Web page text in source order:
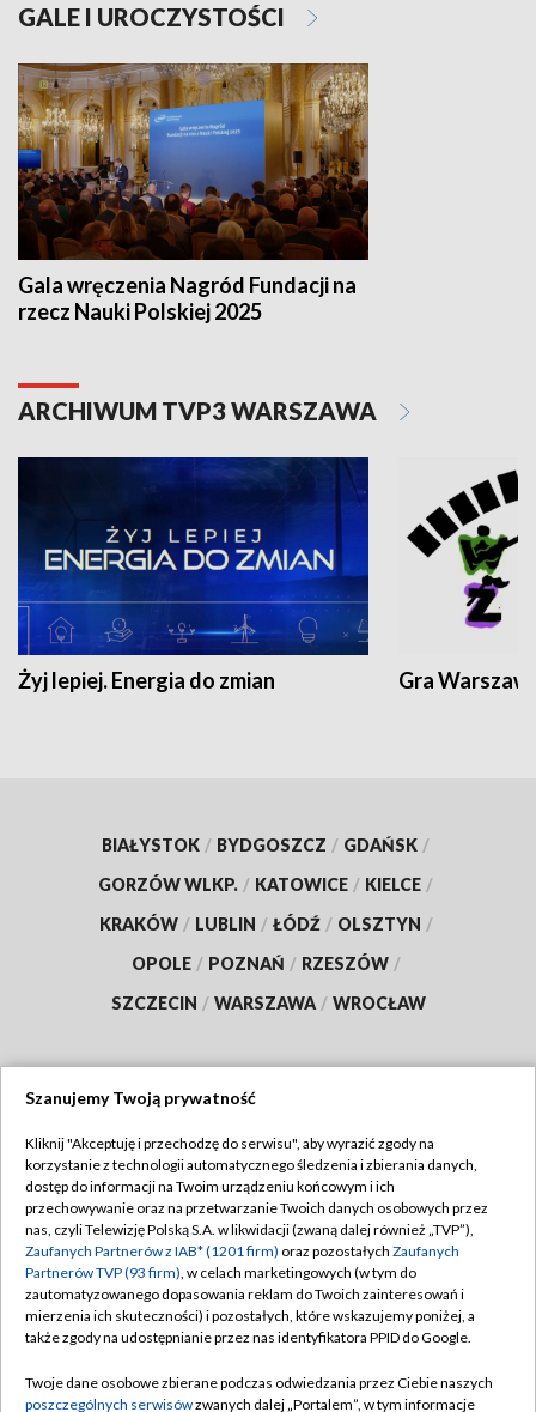
GALE I UROCZYSTOŚCI
Gala wręczenia Nagród Fundacji na
rzecz Nauki Polskiej 2025
ARCHIWUM TVP3 WARSZAWA
Żyj lepiej. Energia do zmian Gra
BIAŁYSTOK / BYDGOSZCZ / GDAŃSK /
GORZÓW WLKP. / KATOWICE / KIELCE /
KRAKÓW / LUBLIN / ŁÓDŹ / OLSZTYN /
OPOLE / POZNAŃ / RZESZÓW /
SZCZECIN / WARSZAWA / WROCŁAW
TVP
Abonament TVP
Emisja w TVP
Centrum informacji TVP
Naziemna Telewizja Cyfrowa
Rada Programowa
Regulamin TVP
Polityka prywatności
Moje zgody
Pomoc
Kontakt
Szanujemy Twoją prywatność
Kliknij "Akceptuję i przechodzę do serwisu", aby wyrazić zgody na
korzystanie z technologii automatycznego śledzenia i zbierania danych,
dostęp do informacji na Twoim urządzeniu końcowym i ich
przechowywanie oraz na przetwarzanie Twoich danych osobowych przez
nas, czyli Telewizję Polską S.A. w likwidacji (zwaną dalej również „TVP”),
Zaufanych Partnerów z IAB* (1201 firm) oraz pozostałych Zaufanych
Partnerów TVP (93 firm), w celach marketingowych (w tym do
zautomatyzowanego dopasowania reklam do Twoich zainteresowań i
mierzenia ich skuteczności) i pozostałych, które wskazujemy poniżej, a
także zgody na udostępnianie przez nas identyfikatora PPID do Google.
Twoje dane osobowe zbierane podczas odwiedzania przez Ciebie naszych
poszczególnych serwisówzwanych dalej „Portalem”, w tym informacje